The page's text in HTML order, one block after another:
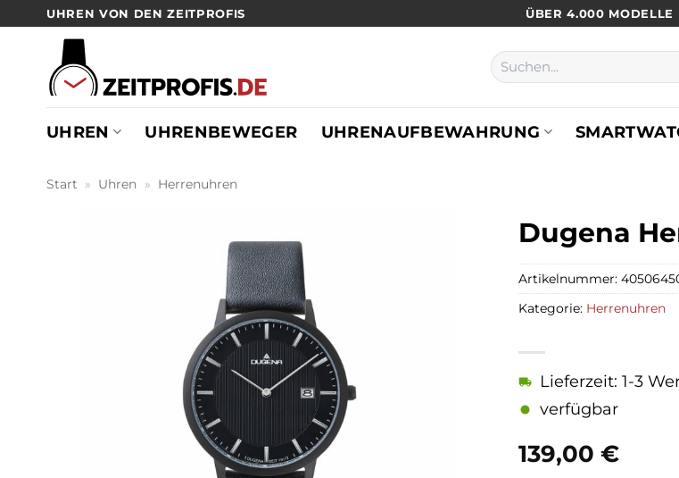
springen
UHREN VON DEN ZEITPROFIS ÜBER 4.000 MODELLE
Suchen
nach:
UHREN UHRENBEWEGER UHRENAUFBEWAHRUNG
Start » Uhren » Herrenuhren
Dugena
139,00€
Lieferzeit: 1-3
verfügbar
Artikelnummer:
Kategorie: Herrenuhren